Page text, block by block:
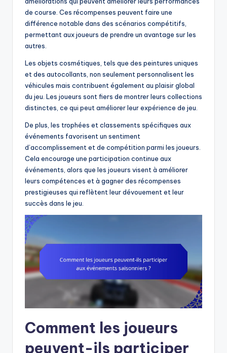
de course. Ces récompenses peuvent faire une
différence notable dans des scénarios compétitifs,
permettant aux joueurs de prendre un avantage sur les
autres.
Les objets cosmétiques, tels que des peintures uniques
et des autocollants, non seulement personnalisent les
véhicules mais contribuent également au plaisir global
du jeu. Les joueurs sont fiers de montrer leurs collections
distinctes, ce qui peut améliorer leur expérience de jeu.
De plus, les trophées et classements spécifiques aux
événements favorisent un sentiment
d’accomplissement et de compétition parmi les joueurs.
Cela encourage une participation continue aux
événements, alors que les joueurs visent à améliorer
leurs compétences et à gagner des récompenses
prestigieuses qui reflètent leur dévouement et leur
succès dans le jeu.
Comment les joueurs
peuvent-ils participer